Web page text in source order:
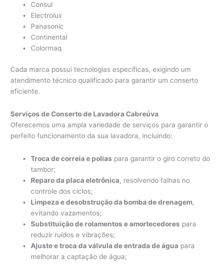
Consul
Electrolux
Panasonic
Continental
Colormaq
Cada marca possui tecnologias específicas, exigindo um
atendimento técnico qualificado para garantir um conserto
eficiente.
Serviços de Conserto de Lavadora Cabreúva
Oferecemos uma ampla variedade de serviços para garantir o
perfeito funcionamento da sua lavadora, incluindo:
Troca de correia e polias para garantir o giro correto do
tambor;
Reparo da placa eletrônica, resolvendo falhas no
controle dos ciclos;
Limpeza e desobstrução da bomba de drenagem,
evitando vazamentos;
Substituição de rolamentos e amortecedores para
reduzir ruídos e vibrações;
Ajuste e troca da válvula de entrada de água para
melhorar a captação de água;